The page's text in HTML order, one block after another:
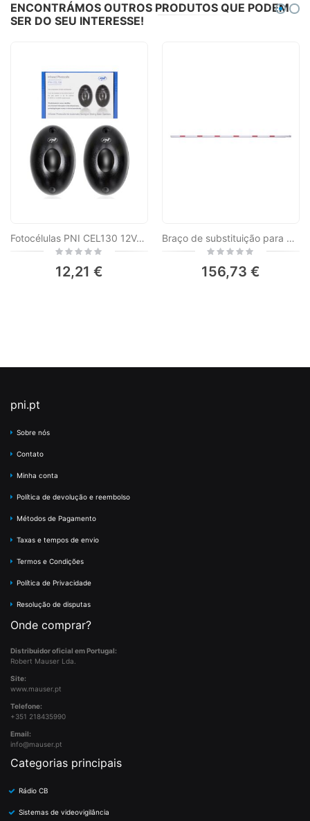
ENCONTRÁMOS OUTROS PRODUTOS QUE PODEM
SER DO SEU INTERESSE!
Fotocélulas PNI CEL130 12V-24V AC/DC, para sistemas de automatização de portões, IP55, pretas, 2 unidades.
Rating:
12,21 €
Braço de substituição para a barreira de acesso ao estacionamento PNI, comprimento 6m
Rating:
156,73 €
pni.pt
Sobre nós
Contato
Minha conta
Política de devolução e reembolso
Métodos de Pagamento
Taxas e tempos de envio
Termos e Condições
Política de Privacidade
Resolução de disputas
Onde comprar?
Distribuidor oficial em Portugal:
Robert Mauser Lda.
Site:
www.mauser.pt
Telefone:
+351 218435990
Email:
info@mauser.pt
Categorias principais
Rádio CB
Sistemas de videovigilância